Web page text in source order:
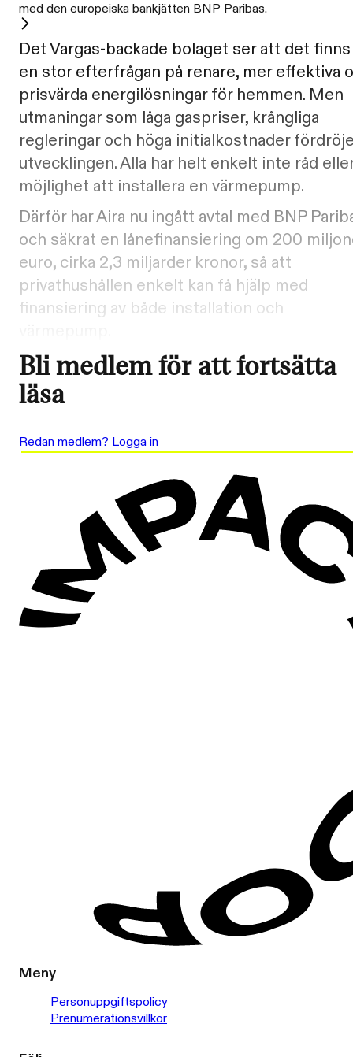
med den europeiska bankjätten BNP Paribas.
Det Vargas-backade bolaget ser att det finns
en stor efterfrågan på renare, mer effektiva
prisvärda energilösningar för hemmen. Men
utmaningar som låga gaspriser, krångliga
regleringar och höga initialkostnader
utvecklingen. Alla har helt enkelt inte råd
möjlighet att installera en värmepump.
Därför har Aira nu ingått avtal med BNP
och säkrat en lånefinansiering om 200
euro, cirka 2,3 miljarder kronor, så att
privathushållen enkelt kan få hjälp med
finansiering av både installation och
Bli medlem för att fortsätta
läsa
Redan medlem? Logga in
Meny
Personuppgiftspolicy
Prenumerationsvillkor